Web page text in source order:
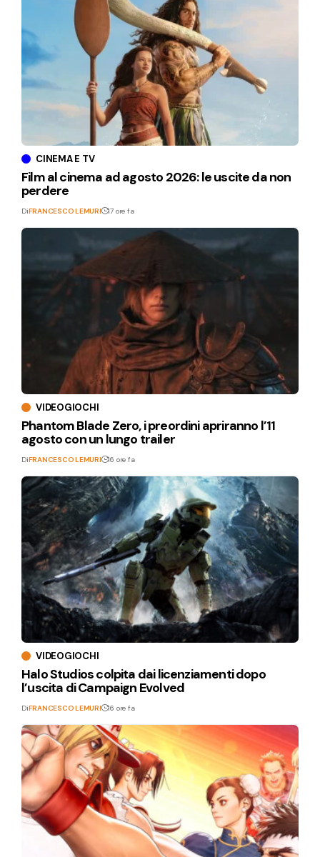
CINEMA E TV
Film al cinema ad agosto 2026: le uscite da non
perdere
DiFRANCESCO LEMURI 17 ore fa
VIDEOGIOCHI
Phantom Blade Zero, i preordini apriranno l’11
agosto con un lungo trailer
DiFRANCESCO LEMURI 16 ore fa
VIDEOGIOCHI
Halo Studios colpita dai licenziamenti dopo
l’uscita di Campaign Evolved
DiFRANCESCO LEMURI 16 ore fa